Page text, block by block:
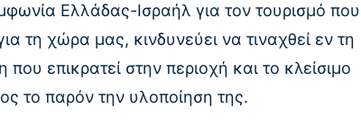
Ελλάδας-Ισραήλ για τον τουρισμό που
τη χώρα μας, κινδυνεύει να τιναχθεί εν τη
επικρατεί στην περιοχή και το κλείσιμο
το παρόν την υλοποίηση της.